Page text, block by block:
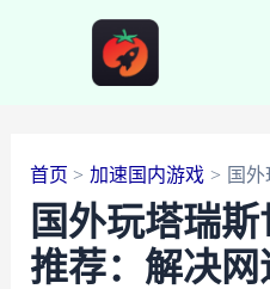
首页 加速国内游戏 国
国外玩塔瑞
推荐：解决